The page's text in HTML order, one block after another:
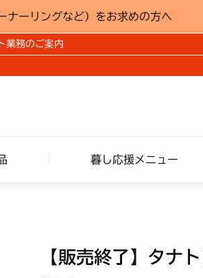
ナーリングなど）をお求めの方へ
業務のご案内
暮し応援メニュー
【販売終了】タナ